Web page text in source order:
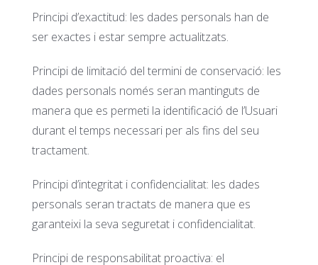
Principi d’exactitud: les dades personals han de
ser exactes i estar sempre actualitzats.
Principi de limitació del termini de conservació: les
dades personals només seran mantinguts de
manera que es permeti la identificació de l’Usuari
durant el temps necessari per als fins del seu
tractament.
Principi d’integritat i confidencialitat: les dades
personals seran tractats de manera que es
garanteixi la seva seguretat i confidencialitat.
Principi de responsabilitat proactiva: el